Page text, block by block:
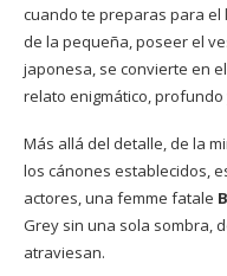
cuando te preparas para el
de la pequeña, poseer el
japonesa, se convierte en
relato enigmático, profundo
Más allá del detalle, de la
los cánones establecidos,
actores, una femme fatale
Grey sin una sola sombra,
atraviesan.